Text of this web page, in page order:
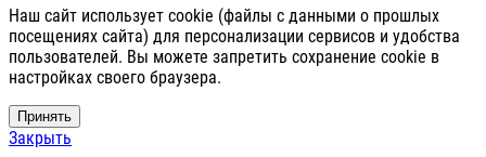
Наш сайт использует cookie (файлы с данными о прошлых
посещениях сайта) для персонализации сервисов и удобства
пользователей. Вы можете запретить сохранение cookie в
настройках своего браузера.
Принять
Закрыть